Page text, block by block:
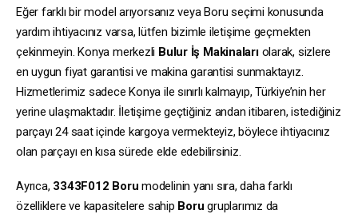
Eğer farklı bir model arıyorsanız veya Boru seçimi konusunda
yardım ihtiyacınız varsa, lütfen bizimle iletişime geçmekten
çekinmeyin. Konya merkezli Bulur İş Makinalarıolarak, sizlere
en uygun fiyat garantisi ve makina garantisi sunmaktayız.
Hizmetlerimiz sadece Konya ile sınırlı kalmayıp, Türkiye’nin her
yerine ulaşmaktadır. İletişime geçtiğiniz andan itibaren, istediğiniz
parçayı 24 saat içinde kargoya vermekteyiz, böylece ihtiyacınız
olan parçayı en kısa sürede elde edebilirsiniz.
Ayrıca, 3343F012 Boru modelinin yanı sıra, daha farklı
özelliklere ve kapasitelere sahip Boru gruplarımız da